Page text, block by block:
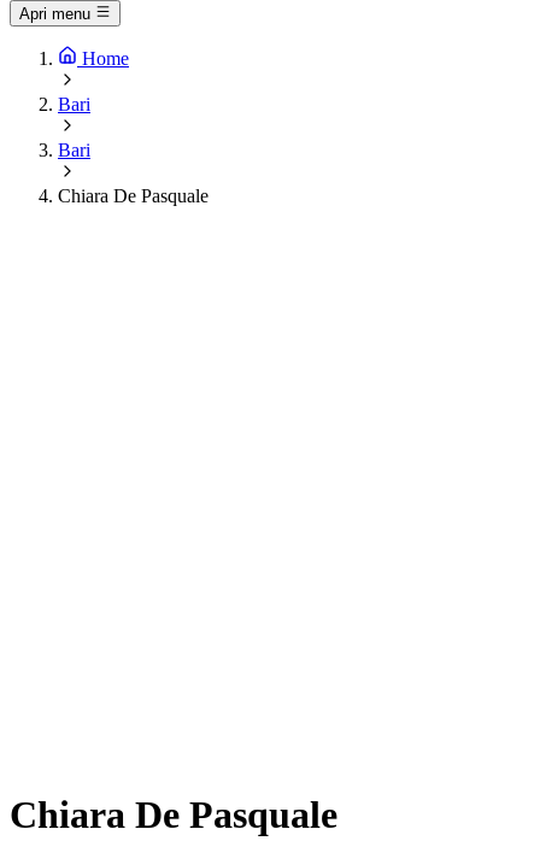
Apri menu
Home
Bari
Bari
Chiara De Pasquale
Chiara De Pasquale